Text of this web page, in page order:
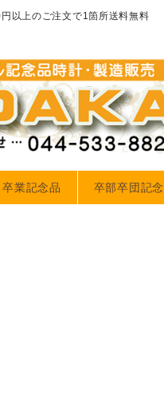
以上のご注文で1箇所送料無料
卒業記念品 卒部卒団記